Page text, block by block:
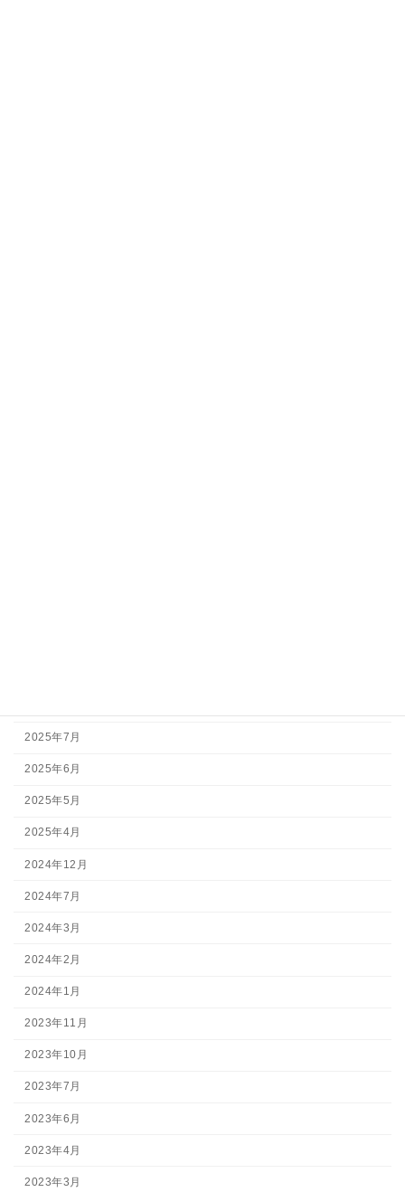
2025年7月
2025年6月
2025年5月
2025年4月
2024年12月
2024年7月
2024年3月
2024年2月
2024年1月
2023年11月
2023年10月
2023年7月
2023年6月
2023年4月
2023年3月